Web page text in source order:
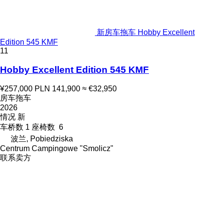
新房车拖车 Hobby Excellent
Edition 545 KMF
11
Hobby Excellent Edition 545 KMF
¥257,000 PLN 141,900 ≈ €32,950
房车拖车
2026
情况 新
车桥数 1 座椅数 6
波兰, Pobiedziska
Centrum Campingowe "Smolicz"
联系卖方